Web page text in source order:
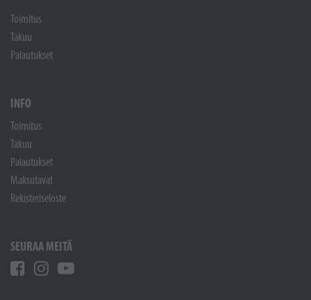
Toimitus
Takuu
Palautukset
INFO
Toimitus
Takuu
Palautukset
Maksutavat
Rekisteriseloste
SEURAA MEITÄ